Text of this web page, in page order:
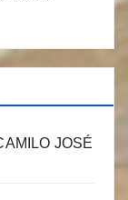
JOSÉ